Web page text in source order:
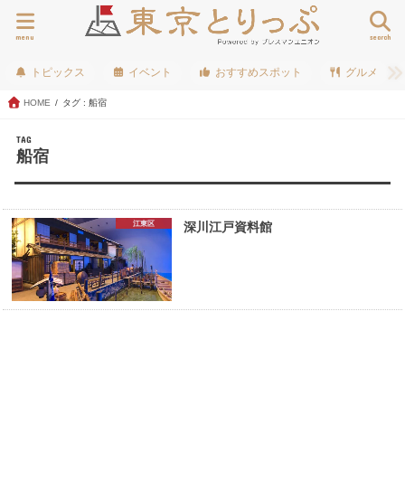
search
menu
トピックス イベント おすすめスポット グルメ
HOME タグ : 船宿
TAG
船宿
江東区 深川江戸資料館